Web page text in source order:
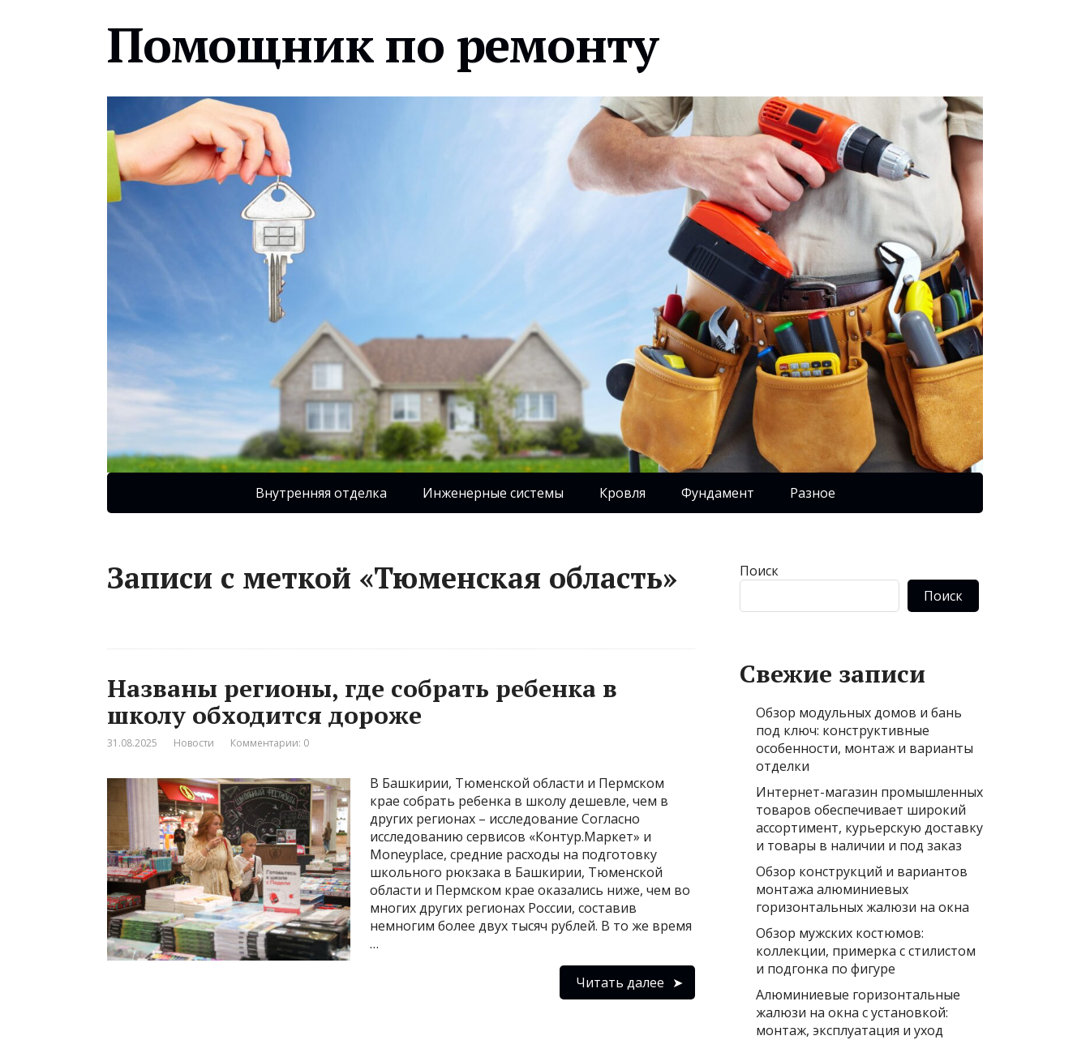
Помощник по ремонту
Внутренняя отделка Инженерные системы Кровля Фундамент Разное
Записи с меткой «Тюменская область»
Названы регионы, где собрать ребенка в
школу обходится дороже
31.08.2025 Новости Комментарии: 0
В Башкирии, Тюменской области и Пермском
крае собрать ребенка в школу дешевле, чем в
других регионах – исследование Согласно
исследованию сервисов «Контур.Маркет» и
Moneyplace, средние расходы на подготовку
школьного рюкзака в Башкирии, Тюменской
области и Пермском крае оказались ниже, чем во
многих других регионах России, составив
немногим более двух тысяч рублей. В то же время
…
Читать далее
Поиск
Поиск
Свежие записи
Обзор модульных домов и бань
под ключ: конструктивные
особенности, монтаж и варианты
отделки
Интернет-магазин промышленных
товаров обеспечивает широкий
ассортимент, курьерскую доставку
и товары в наличии и под заказ
Обзор конструкций и вариантов
монтажа алюминиевых
горизонтальных жалюзи на окна
Обзор мужских костюмов:
коллекции, примерка с стилистом
и подгонка по фигуре
Алюминиевые горизонтальные
жалюзи на окна с установкой:
монтаж, эксплуатация и уход